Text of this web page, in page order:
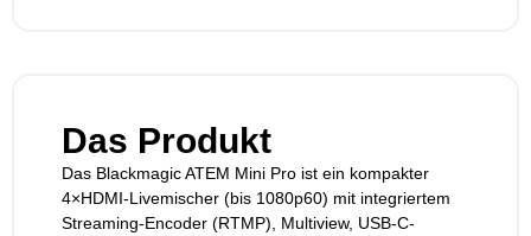
Das Produkt
Das Blackmagic ATEM Mini Pro ist ein kompakter
4×HDMI-Livemischer (bis 1080p60) mit integriertem
Streaming-Encoder (RTMP), Multiview, USB-C-